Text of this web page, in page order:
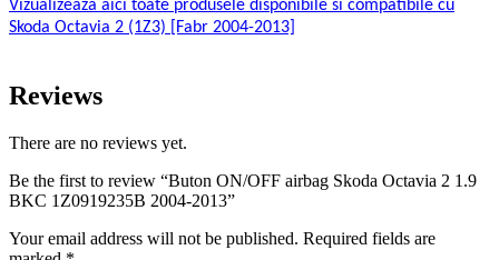
Vizualizeaza aici toate produsele disponibile si compatibile cu
Skoda Octavia 2 (1Z3) [Fabr 2004-2013]
Reviews
There are no reviews yet.
Be the first to review “Buton ON/OFF airbag Skoda Octavia 2 1.9
BKC 1Z0919235B 2004-2013”
Your email address will not be published. Required fields are